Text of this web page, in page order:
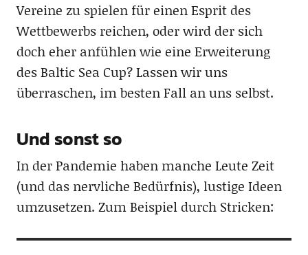
Vereine zu spielen für einen Esprit des
Wettbewerbs reichen, oder wird der sich
doch eher anfühlen wie eine Erweiterung
des Baltic Sea Cup? Lassen wir uns
überraschen, im besten Fall an uns selbst.
Und sonst so
In der Pandemie haben manche Leute Zeit
(und das nervliche Bedürfnis), lustige Ideen
umzusetzen. Zum Beispiel durch Stricken: